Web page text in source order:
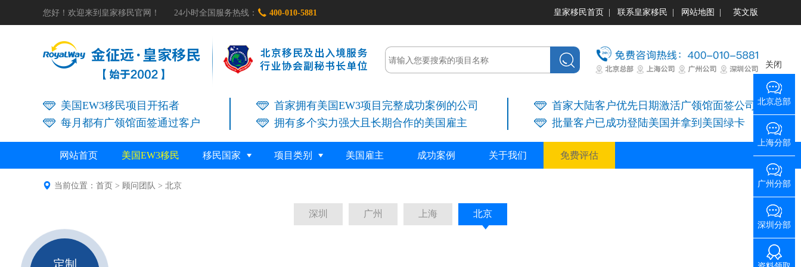
您好！欢迎来到皇家移民官网！ 24小时全国服务热线：  400-010-5881 皇家移民首页 联系皇家移民 网站地图 英文版
美国EW3移民项目开拓者
每月都有广领馆面签通过客户
首家拥有美国EW3项目完整成功案例的公司
拥有多个实力强大且长期合作的美国雇主
首家大陆客户优先日期激活广领馆面签公司
批量客户已成功登陆美国并拿到美国绿卡
网站首页 美国EW3移民 移民国家 项目类别 美国雇主 成功案例 关于我们 免费评估
 当前位置： 首页 > 顾问团队 > 北京
深圳 广州 上海
北京

关闭
北京总部
上海分部
广州分部
深圳分部
定制